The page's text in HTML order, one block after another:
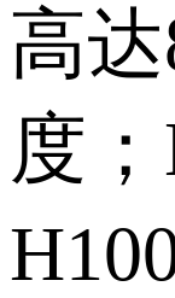
高达
度；